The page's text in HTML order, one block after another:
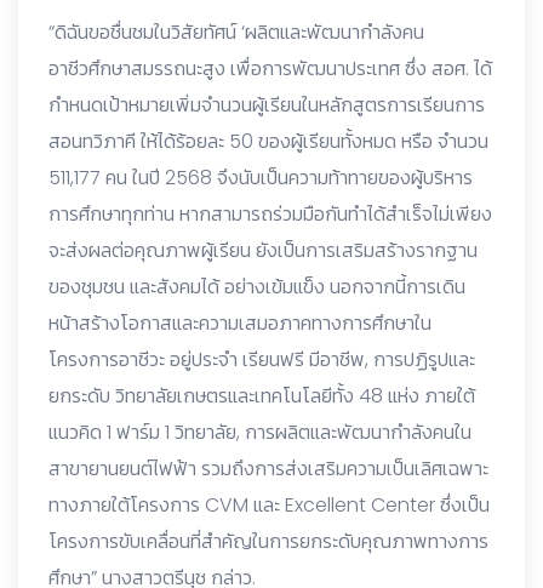
“ดิฉันขอชื่นชมในวิสัยทัศน์ ‘ผลิตและพัฒนากําลังคน
อาชีวศึกษาสมรรถนะสูง เพื่อการพัฒนาประเทศ ซึ่ง สอศ. ได้
กําหนดเป้าหมายเพิ่มจํานวนผู้เรียนในหลักสูตรการเรียนการ
สอนทวิภาคี ให้ได้ร้อยละ 50 ของผู้เรียนทั้งหมด หรือ จํานวน
511,177 คน ในปี 2568 จึงนับเป็นความท้าทายของผู้บริหาร
การศึกษาทุกท่าน หากสามารถร่วมมือกันทําได้สําเร็จไม่เพียง
จะส่งผลต่อคุณภาพผู้เรียน ยังเป็นการเสริมสร้างรากฐาน
ของชุมชน และสังคมได้ อย่างเข้มแข็ง นอกจากนี้การเดิน
หน้าสร้างโอกาสและความเสมอภาคทางการศึกษาใน
โครงการอาชีวะ อยู่ประจํา เรียนฟรี มีอาชีพ, การปฏิรูปและ
ยกระดับ วิทยาลัยเกษตรและเทคโนโลยีทั้ง 48 แห่ง ภายใต้
แนวคิด 1 ฟาร์ม 1 วิทยาลัย, การผลิตและพัฒนากําลังคนใน
สาขายานยนต์ไฟฟ้า รวมถึงการส่งเสริมความเป็นเลิศเฉพาะ
ทางภายใต้โครงการ CVM และ Excellent Center ซึ่งเป็น
โครงการขับเคลื่อนที่สําคัญในการยกระดับคุณภาพทางการ
ศึกษา” นางสาวตรีนุช กล่าว.